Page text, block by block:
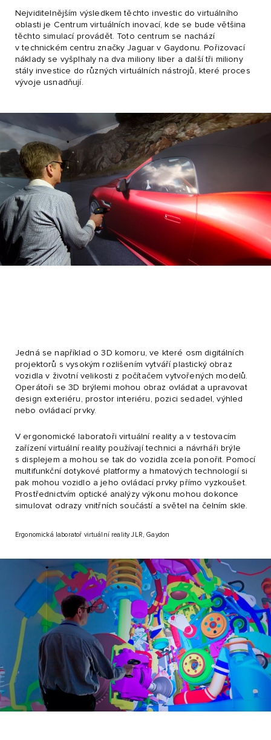
Nejviditelnějším výsledkem těchto investic do virtuálního
oblasti je Centrum virtuálních inovací, kde se bude většina
těchto simulací provádět. Toto centrum se nachází
v technickém centru značky Jaguar v Gaydonu. Pořizovací
náklady se vyšplhaly na dva miliony liber a další tři miliony
stály investice do různých virtuálních nástrojů, které proces
vývoje usnadňují.
Jedná se například o 3D komoru, ve které osm digitálních
projektorů s vysokým rozlišením vytváří plastický obraz
vozidla v životní velikosti z počítačem vytvořených modelů.
Operátoři se 3D brýlemi mohou obraz ovládat a upravovat
design exteriéru, prostor interiéru, pozici sedadel, výhled
nebo ovládací prvky.
V ergonomické laboratoři virtuální reality a v testovacím
zařízení virtuální reality používají technici a návrháři brýle
s displejem a mohou se tak do vozidla zcela ponořit. Pomocí
multifunkční dotykové platformy a hmatových technologií si
pak mohou vozidlo a jeho ovládací prvky přímo vyzkoušet.
Prostřednictvím optické analýzy výkonu mohou dokonce
simulovat odrazy vnitřních součástí a světel na čelním skle.
Ergonomická laboratoř virtuální reality JLR, Gaydon